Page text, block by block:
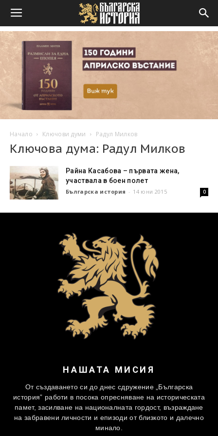
Начало Ключови думи Радул Милков
Ключова дума: Радул Милков
Райна Касабова – първата жена,
участвала в боен полет
Българска история - 14 юни 2015 0
НАШАТА МИСИЯ
От създаването си до днес сдружение „Българска
история” работи в посока опресняване на историческата
памет, засилване на националната гордост, възраждане
на забравени личности и епизоди от близкото и далечно
минало.